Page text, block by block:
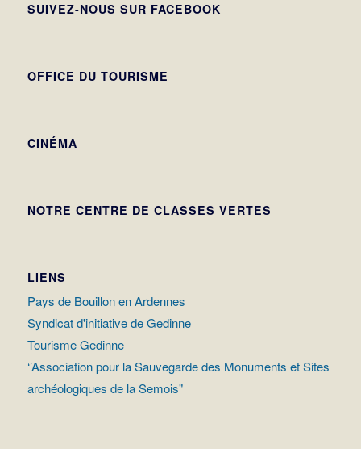
SUIVEZ-NOUS SUR FACEBOOK
OFFICE DU TOURISME
CINÉMA
NOTRE CENTRE DE CLASSES VERTES
LIENS
Pays de Bouillon en Ardennes
Syndicat d'initiative de Gedinne
Tourisme Gedinne
‘’Association pour la Sauvegarde des Monuments et Sites
archéologiques de la Semois"